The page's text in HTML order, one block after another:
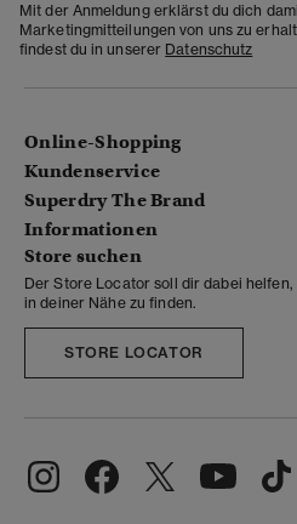
Mit der Anmeldung erklärst du dich
Marketingmitteilungen von uns zu
findest du in unserer Datenschutz
Online-Shopping
Kundenservice
Superdry The Brand
Informationen
Store suchen
Der Store Locator soll dir dabei
in deiner Nähe zu finden.
STORE LOCATOR